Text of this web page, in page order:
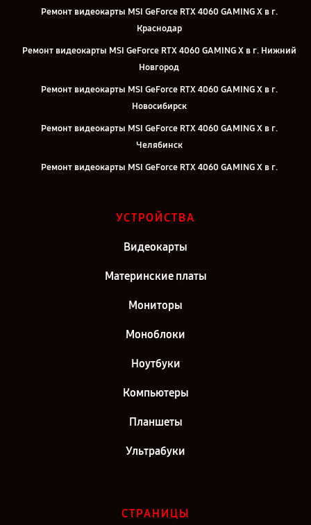
Ремонт видеокарты MSI GeForce RTX 4060 GAMING X в г.
Краснодар
Ремонт видеокарты MSI GeForce RTX 4060 GAMING X в г. Нижний
Новгород
Ремонт видеокарты MSI GeForce RTX 4060 GAMING X в г.
Новосибирск
Ремонт видеокарты MSI GeForce RTX 4060 GAMING X в г.
Челябинск
Ремонт видеокарты MSI GeForce RTX 4060 GAMING X в г.
Ремонт видеокарты MSI GeForce RTX 4060 GAMING X в г. Санкт-
УСТРОЙСТВА
Видеокарты
Материнские платы
Мониторы
Моноблоки
Ноутбуки
Компьютеры
Планшеты
Ультрабуки
СТРАНИЦЫ